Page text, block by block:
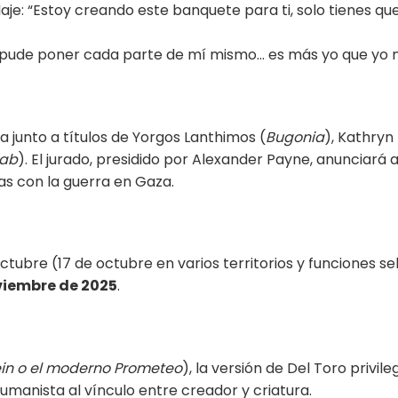
“Estoy creando este banquete para ti, solo tienes
poner cada parte de mí mismo… es más yo que yo
junto a títulos de Yorgos Lanthimos (Bugonia), Kathryn
). El jurado, presidido por Alexander Payne,
con la guerra en Gaza.
(17 de octubre en varios territorios y funciones
de 2025.
o el moderno Prometeo), la versión de Del Toro
al vínculo entre creador y criatura.